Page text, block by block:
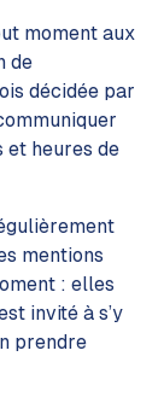
moment aux
de
décidée par
et heures de
mentions
: elles
invité à s’y
prendre